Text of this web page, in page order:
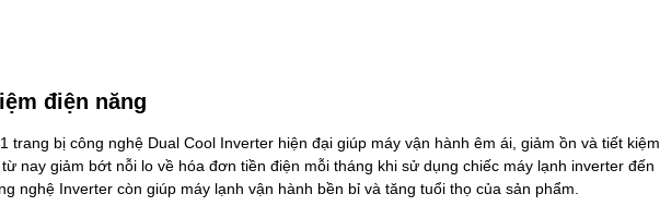
điện năng
trang bị công nghệ Dual Cool Inverter hiện đại giúp máy vận hành êm ái, giảm ồn và tiết kiệm
nay giảm bớt nỗi lo về hóa đơn tiền điện mỗi tháng khi sử dụng chiếc máy lạnh inverter đến
nghệ Inverter còn giúp máy lạnh vận hành bền bỉ và tăng tuổi thọ của sản phẩm.